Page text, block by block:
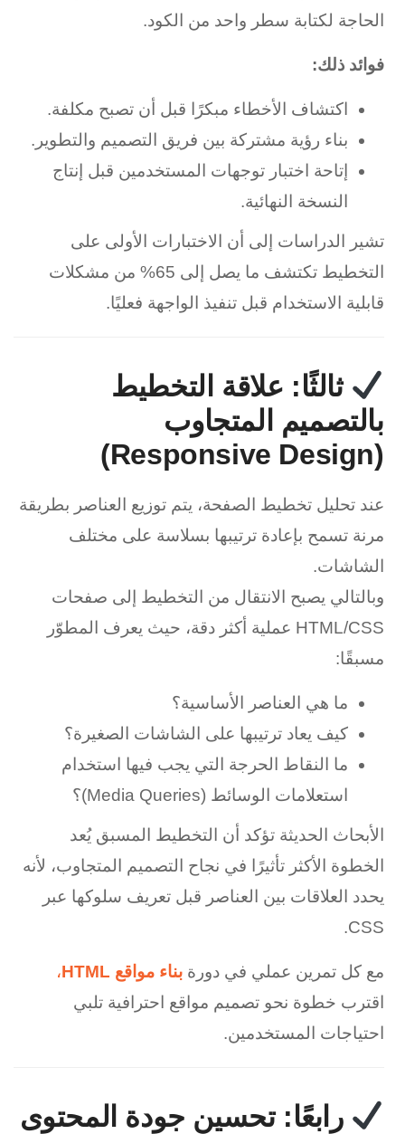
الحاجة لكتابة سطر واحد من الكود.
فوائد ذلك:
اكتشاف الأخطاء مبكرًا قبل أن تصبح مكلفة.
بناء رؤية مشتركة بين فريق التصميم والتطوير.
إتاحة اختبار توجهات المستخدمين قبل إنتاج
النسخة النهائية.
تشير الدراسات إلى أن الاختبارات الأولى على
التخطيط تكتشف ما يصل إلى 65% من مشكلات
قابلية الاستخدام قبل تنفيذ الواجهة فعليًا.
ثالثًا: علاقة التخطيط
بالتصميم المتجاوب
(Responsive Design)
عند تحليل تخطيط الصفحة، يتم توزيع العناصر بطريقة
مرنة تسمح بإعادة ترتيبها بسلاسة على مختلف
الشاشات.
وبالتالي يصبح الانتقال من التخطيط إلى صفحات
HTML/CSS عملية أكثر دقة، حيث يعرف المطوّر
مسبقًا:
ما هي العناصر الأساسية؟
كيف يعاد ترتيبها على الشاشات الصغيرة؟
ما النقاط الحرجة التي يجب فيها استخدام
استعلامات الوسائط (Media Queries)؟
الأبحاث الحديثة تؤكد أن التخطيط المسبق يُعد
الخطوة الأكثر تأثيرًا في نجاح التصميم المتجاوب، لأنه
يحدد العلاقات بين العناصر قبل تعريف سلوكها عبر
CSS.
مع كل تمرين عملي في دورةبناء مواقع HTML
،
اقترب خطوة نحو تصميم مواقع احترافية تلبي
احتياجات المستخدمين.
رابعًا: تحسين جودة المحتوى